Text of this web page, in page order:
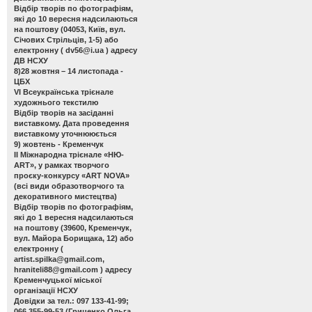
Відбір творів по фотографіям,
які до 10 вересня надсилаються
на поштову (04053, Київ, вул.
Січових Стрільців, 1-5) або
електронну ( dv56@i.ua ) адресу
ДВ НСХУ
8)28 жовтня – 14 листопада -
ЦБХ
VІ Всеукраїнська трієнале
художнього текстилю
Відбір творів на засіданні
виставкому. Дата проведення
виставкому уточнююється
9) жовтень - Кременчук
ІІ Міжнародна трієнале «НЮ-
АRТ», у рамках творчого
проєку-конкурсу «ART NOVA»
(всі види образотворчого та
декоративного мистецтва)
Відбір творів по фотографіям,
які до 1 вересня надсилаються
на поштову (39600, Кременчук,
вул. Майора Борищака, 12) або
електронну (
artist.spilka@gmail.com,
hraniteli88@gmail.com ) адресу
Кременчуцької міської
організації НСХУ
Довідки за тел.: 097 133-41-99;